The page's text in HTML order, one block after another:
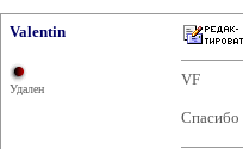
Valentin
Удален
VF
Спасибо